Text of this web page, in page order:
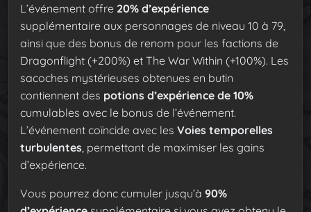
L’événement offre 20% d’expérience
supplémentaire aux personnages de niveau 10 à 79,
ainsi que des bonus de renom pour les factions de
Dragonflight (+200%) et The War Within (+100%). Les
sacoches mystérieuses obtenues en butin
contiennent des potions d’expérience de 10%
cumulables avec le bonus de l’événement.
L’événement coïncide avec les Voies temporelles
turbulentes , permettant de maximiser les gains
d’expérience.
Vous pourrez donc cumuler jusqu’à 90%